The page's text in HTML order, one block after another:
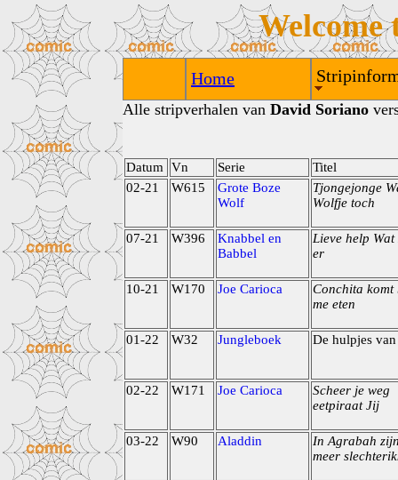
Welcome
Home
Alle stripverhalen van David Soriano
Datum Vn Serie
Titel
02-21
W615
Grote Boze
Wolf
Tjongejonge
Wolfje toch
07-21 W396
Knabbel en
Babbel
Lieve help
er
10-21 W170 Joe Carioca
Conchita komt
me eten
01-22 W32 Jungleboek De hulpjes
02-22 W171 Joe Carioca
Scheer je weg
eetpiraat Jij
03-22 W90 Aladdin
In Agrabah
meer